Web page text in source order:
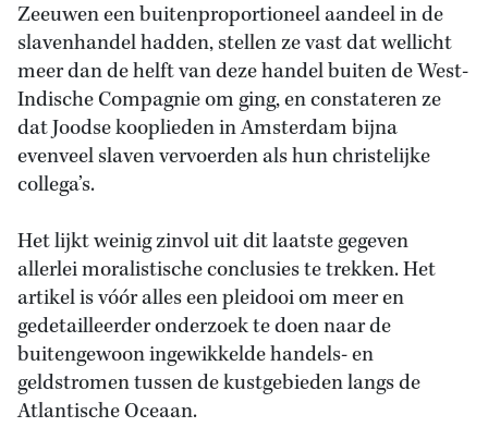
Zeeuwen een buitenproportioneel aandeel in de
slavenhandel hadden, stellen ze vast dat wellicht
meer dan de helft van deze handel buiten de West-
Indische Compagnie om ging, en constateren ze
dat Joodse kooplieden in Amsterdam bijna
evenveel slaven vervoerden als hun christelijke
collega’s.
Het lijkt weinig zinvol uit dit laatste gegeven
allerlei moralistische conclusies te trekken. Het
artikel is vóór alles een pleidooi om meer en
gedetailleerder onderzoek te doen naar de
buitengewoon ingewikkelde handels- en
geldstromen tussen de kustgebieden langs de
Atlantische Oceaan.